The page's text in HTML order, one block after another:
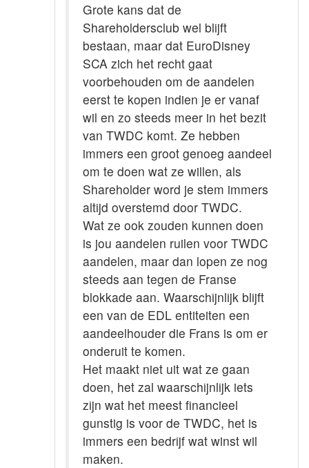
Grote kans dat de
Shareholdersclub wel blijft
bestaan, maar dat EuroDisney
SCA zich het recht gaat
voorbehouden om de aandelen
eerst te kopen indien je er vanaf
wil en zo steeds meer in het bezit
van TWDC komt. Ze hebben
immers een groot genoeg aandeel
om te doen wat ze willen, als
Shareholder word je stem immers
altijd overstemd door TWDC.
Wat ze ook zouden kunnen doen
is jou aandelen ruilen voor TWDC
aandelen, maar dan lopen ze nog
steeds aan tegen de Franse
blokkade aan. Waarschijnlijk blijft
een van de EDL entiteiten een
aandeelhouder die Frans is om er
onderuit te komen.
Het maakt niet uit wat ze gaan
doen, het zal waarschijnlijk iets
zijn wat het meest financieel
gunstig is voor de TWDC, het is
immers een bedrijf wat winst wil
maken.